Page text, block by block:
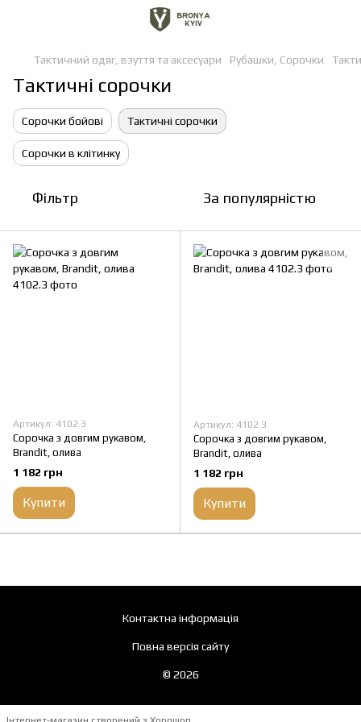
Тактичний одяг, взуття та аксесуари Рубашки, Сорочки
Тактичні сорочки
Сорочки бойові Тактичні сорочки
Сорочки в клітинку
Фільтр За популярністю
Артикул: 4102.3
Сорочка з довгим рукавом,
Brandit, олива
1 182 грн
Купити
Артикул: 4102.3
Сорочка з довгим рукавом,
Brandit, олива
1 182 грн
Купити
Контактна інформація
Повна версія сайту
© 2026